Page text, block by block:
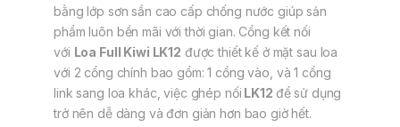
bằng lớp sơn sần cao cấp chống nước giúp sản
phẩm luôn bền mãi với thời gian. Cổng kết nối
với Loa Full Kiwi LK12 được thiết kế ở mặt sau loa
với 2 cổng chính bao gồm: 1 cổng vào, và 1 cổng
link sang loa khác, việc ghép nối LK12 để sử dụng
trở nên dễ dàng và đơn giản hơn bao giờ hết.